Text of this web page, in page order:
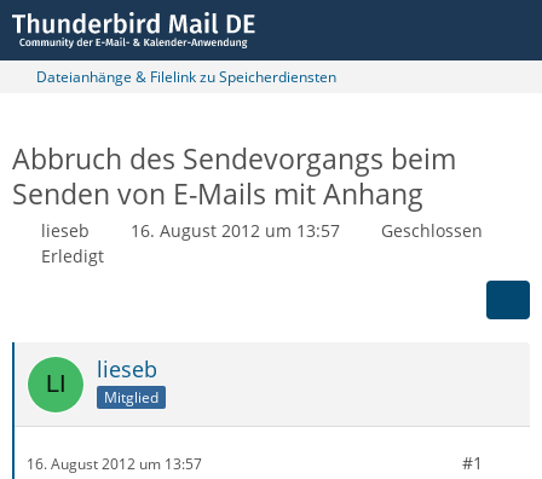
Dateianhänge & Filelink zu Speicherdiensten
Abbruch des Sendevorgangs beim
Senden von E-Mails mit Anhang
lieseb 16. August 2012 um 13:57
Geschlossen
Erledigt
lieseb
Mitglied
16. August 2012 um 13:57 #1